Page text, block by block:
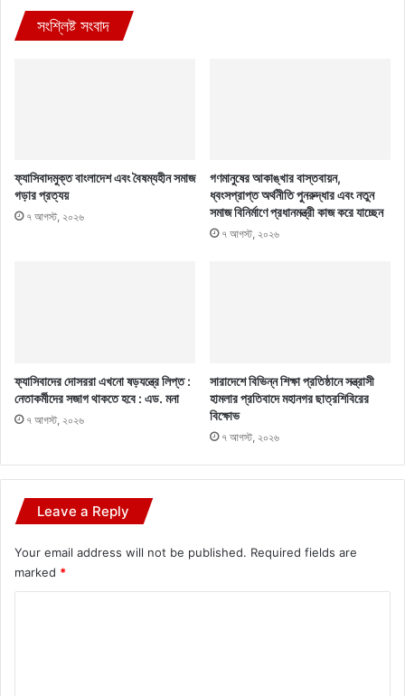
সংশ্লিষ্ট সংবাদ
ফ্যাসিবাদমুক্ত বাংলাদেশ এবং বৈষম্যহীন সমাজ
গড়ার প্রত্যয়
৭ আগস্ট, ২০২৬
গণমানুষের আকাঙ্খার বাস্তবায়ন,
ধ্বংসপ্রাপ্ত অর্থনীতি পুনরুদ্ধার এবং নতুন
সমাজ বিনির্মাণে প্রধানমন্ত্রী কাজ করে যাচ্ছেন
৭ আগস্ট, ২০২৬
ফ্যাসিবাদের দোসররা এখনো ষড়যন্ত্রে লিপ্ত :
নেতাকর্মীদের সজাগ থাকতে হবে : এড. মনা
৭ আগস্ট, ২০২৬
সারাদেশে বিভিন্ন শিক্ষা প্রতিষ্ঠানে সন্ত্রাসী
হামলার প্রতিবাদে মহানগর ছাত্রশিবিরের
বিক্ষোভ
৭ আগস্ট, ২০২৬
Leave a Reply
Your email address will not be published. Required fields are
marked *